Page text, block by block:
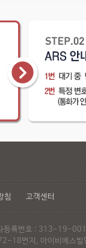
침 고객센터
등록번호 : 313-19-
18번지, 아이비에스